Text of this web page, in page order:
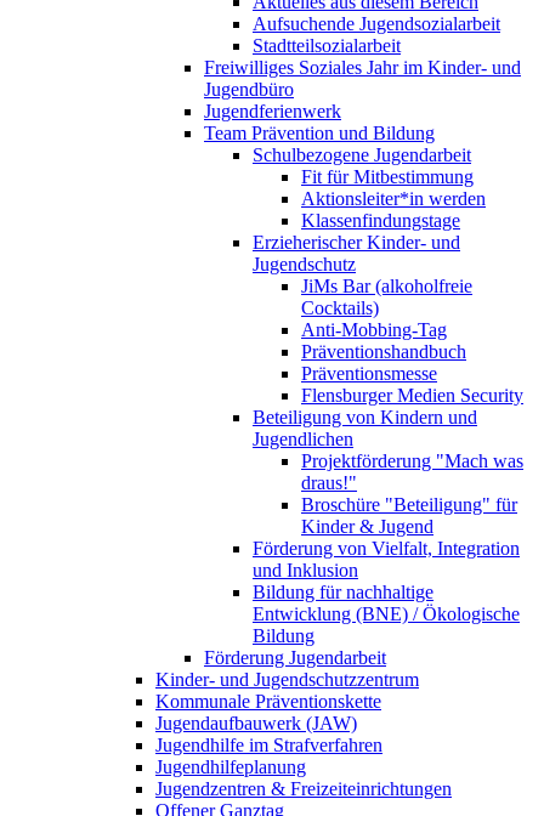
Aufsuchende Jugendsozialarbeit
Stadtteilsozialarbeit
Freiwilliges Soziales Jahr im Kinder- und
Jugendbüro
Jugendferienwerk
Team Prävention und Bildung
Schulbezogene Jugendarbeit
Fit für Mitbestimmung
Aktionsleiter*in werden
Klassenfindungstage
Erzieherischer Kinder- und
Jugendschutz
JiMs Bar (alkoholfreie
Cocktails)
Anti-Mobbing-Tag
Präventionshandbuch
Präventionsmesse
Flensburger Medien Security
Beteiligung von Kindern und
Jugendlichen
Projektförderung "Mach was
draus!"
Broschüre "Beteiligung" für
Kinder & Jugend
Förderung von Vielfalt, Integration
und Inklusion
Bildung für nachhaltige
Entwicklung (BNE) / Ökologische
Bildung
Förderung Jugendarbeit
Kinder- und Jugendschutzzentrum
Kommunale Präventionskette
Jugendaufbauwerk (JAW)
Jugendhilfe im Strafverfahren
Jugendhilfeplanung
Jugendzentren & Freizeiteinrichtungen
Offener Ganztag